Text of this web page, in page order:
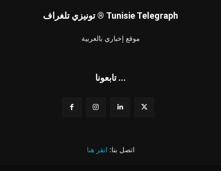
تونيزي تلغراف ® Tunisie Telegraph
موقع إخباري بالعربية
تابعونا ...
اتصل بنا: انقر هنا